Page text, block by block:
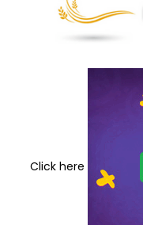
Click here